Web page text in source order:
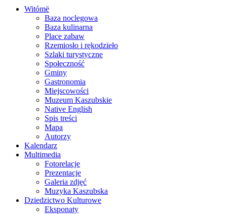
Witómë
Baza noclegowa
Baza kulinarna
Place zabaw
Rzemiosło i rękodzieło
Szlaki turystyczne
Społeczność
Gminy
Gastronomia
Miejscowości
Muzeum Kaszubskie
Native English
Spis treści
Mapa
Autorzy
Kalendarz
Multimedia
Fotorelacje
Prezentacje
Galeria zdjęć
Muzyka Kaszubska
Dziedzictwo Kulturowe
Eksponaty